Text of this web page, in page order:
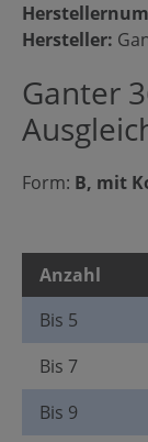
Hersteller:
Ganter
Form: B, mit
Anzahl
Bis 5
Bis 7
Bis 9